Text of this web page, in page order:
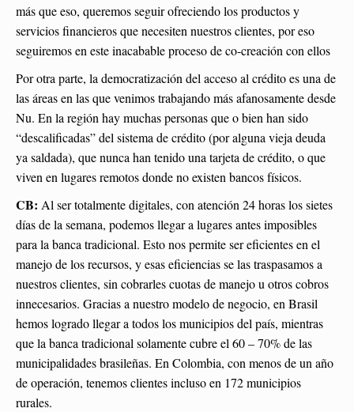
más que eso, queremos seguir ofreciendo los productos y
servicios financieros que necesiten nuestros clientes, por eso
seguiremos en este inacabable proceso de co-creación con ellos
Por otra parte, la democratización del acceso al crédito es una de
las áreas en las que venimos trabajando más afanosamente desde
Nu. En la región hay muchas personas que o bien han sido
“descalificadas” del sistema de crédito (por alguna vieja deuda
ya saldada), que nunca han tenido una tarjeta de crédito, o que
viven en lugares remotos donde no existen bancos físicos.
CB: Al ser totalmente digitales, con atención 24 horas los sietes
días de la semana, podemos llegar a lugares antes imposibles
para la banca tradicional. Esto nos permite ser eficientes en el
manejo de los recursos, y esas eficiencias se las traspasamos a
nuestros clientes, sin cobrarles cuotas de manejo u otros cobros
innecesarios. Gracias a nuestro modelo de negocio, en Brasil
hemos logrado llegar a todos los municipios del país, mientras
que la banca tradicional solamente cubre el 60 – 70% de las
municipalidades brasileñas. En Colombia, con menos de un año
de operación, tenemos clientes incluso en 172 municipios
rurales.